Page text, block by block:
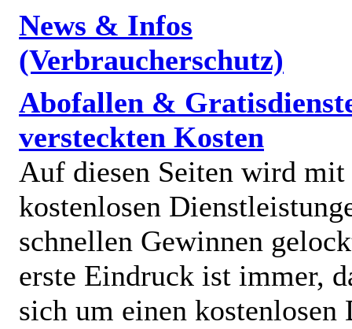
News & Infos
(Verbraucherschutz)
Abofallen &
versteckten Kosten
Auf diesen Seiten wird mit
kostenlosen
schnellen Gewinnen
erste Eindruck ist immer,
sich um einen kostenlosen